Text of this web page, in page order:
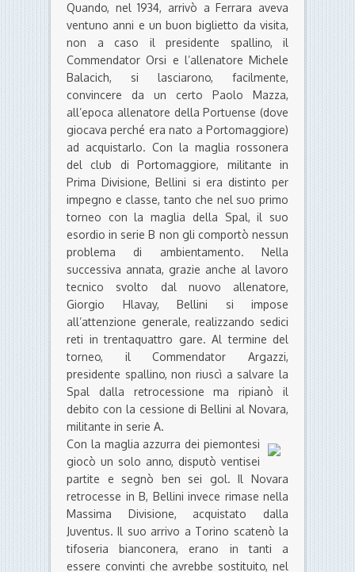
Quando, nel 1934, arrivò a Ferrara aveva
ventuno anni e un buon biglietto da visita,
non a caso il presidente spallino, il
Commendator Orsi e l’allenatore Michele
Balacich, si lasciarono, facilmente,
convincere da un certo Paolo Mazza,
all’epoca allenatore della Portuense (dove
giocava perché era nato a Portomaggiore)
ad acquistarlo. Con la maglia rossonera
del club di Portomaggiore, militante in
Prima Divisione, Bellini si era distinto per
impegno e classe, tanto che nel suo primo
torneo con la maglia della Spal, il suo
esordio in serie B non gli comportò nessun
problema di ambientamento. Nella
successiva annata, grazie anche al lavoro
tecnico svolto dal nuovo allenatore,
Giorgio Hlavay, Bellini si impose
all’attenzione generale, realizzando sedici
reti in trentaquattro gare. Al termine del
torneo, il Commendator Argazzi,
presidente spallino, non riuscì a salvare la
Spal dalla retrocessione ma ripianò il
debito con la cessione di Bellini al Novara,
militante in serie A.
Con la maglia azzurra dei piemontesi
giocò un solo anno, disputò ventisei
partite e segnò ben sei gol. Il Novara
retrocesse in B, Bellini invece rimase nella
Massima Divisione, acquistato dalla
Juventus. Il suo arrivo a Torino scatenò la
tifoseria bianconera, erano in tanti a
essere convinti che avrebbe sostituito, nel